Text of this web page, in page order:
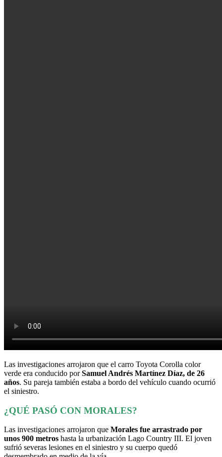
Las investigaciones arrojaron que el carro Toyota Corolla color
verde era conducido porSamuel Andrés Martínez Díaz, de 26
años. Su pareja también estaba a bordo del vehículo cuando ocurrió
el siniestro.
¿QUÉ PASÓ CON MORALES?
Las investigaciones arrojaron que Morales fue arrastrado por
unos 900 metros hasta la urbanización Lago Country III. El joven
sufrió severas lesiones en el siniestro y su cuerpo quedó